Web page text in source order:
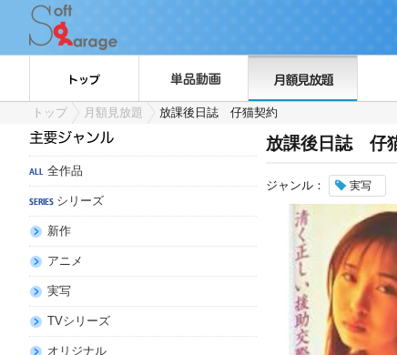
トップ 月額見放題 放課後日誌 仔猫契約
全作品
シリーズ
新作
アニメ
実写
TVシリーズ
オリジナル
放課後日誌 仔
ジャンル： 実写